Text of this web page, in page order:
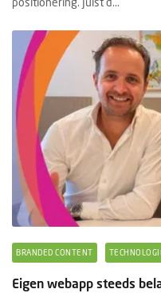
BRANDED CONTENT
Eigen webapp steeds